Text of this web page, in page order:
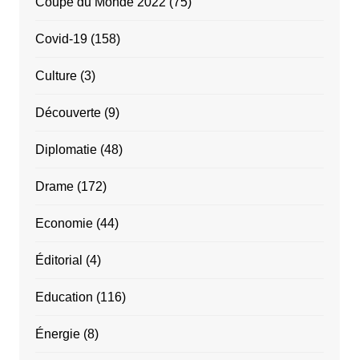
Covid-19(158)
Culture(3)
Découverte(9)
Diplomatie(48)
Drame(172)
Economie(44)
Éditorial (4)
Education (116)
Énergie(8)